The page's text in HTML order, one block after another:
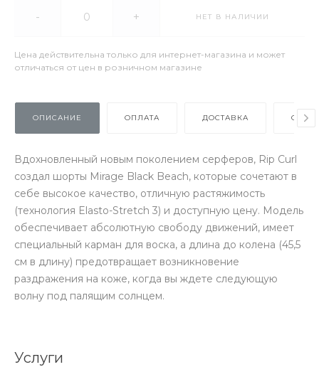
- + НЕТ В НАЛИЧИИ
Цена действительна только для интернет-магазина и может
отличаться от цен в розничном магазине
ОПИСАНИЕ ОПЛАТА ДОСТАВКА
Вдохновленный новым поколением серферов, Rip Curl
создал шорты Mirage Black Beach, которые сочетают в
себе высокое качество, отличную растяжимость
(технология Elasto-Stretch 3) и доступную цену. Модель
обеспечивает абсолютную свободу движений, имеет
специальный карман для воска, а длина до колена (45,5
см в длину) предотвращает возникновение
раздражения на коже, когда вы ждете следующую
волну под палящим солнцем.
Услуги